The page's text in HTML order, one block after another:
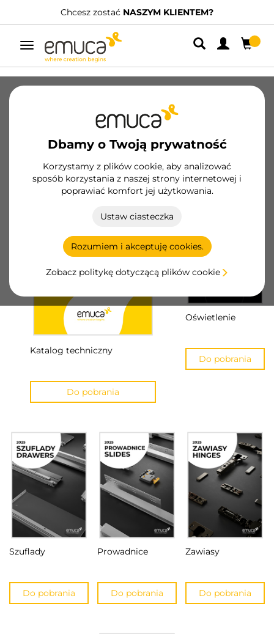
Posiadamy wyspecjalizowanych
Przełącz
nawigację
Dbamy o Twoją prywatność
Korzystamy z plików cookie, aby analizować
sposób korzystania z naszej strony internetowej i
poprawiać komfort jej użytkowania.
Ustaw ciasteczka
Rozumiem i akceptuję cookies.
Zobacz politykę dotyczącą plików cookie
Konfiguratory
Magazine
Katalog techniczny
Do pobrania
Oświetlenie
Do pobrania
Szuflady
Do pobrania
Prowadnice
Do pobrania
Zawiasy
Do pobrania